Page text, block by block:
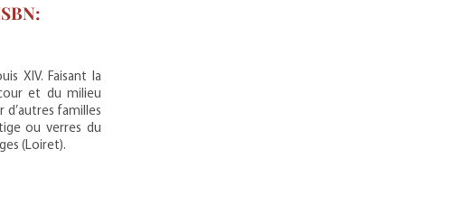
XIV. Faisant la
et du milieu
familles
ou verres du
(Loiret).